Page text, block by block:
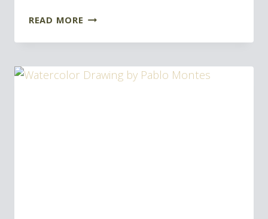
READ MORE PLUMAS
JAPONESAS